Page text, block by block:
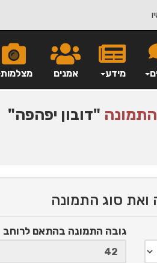
מצלמות אמנים מידע
"דובון יפהפה"
ואת סוג התמונה
גובה התמונה בהתאם לרוחב